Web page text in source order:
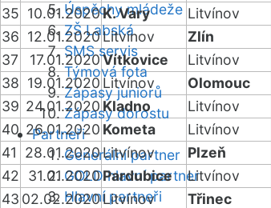
Úspěchy mládeže
ZŠ Labská
SMS servis
Týmová fota
Zápasy juniorů
Zápasy dorostu
Partneři
Generální partner
GOLD hlavní partner
Hlavní partneři
35 10.01.2020K. Vary Litvínov
36 12.01.2020Litvínov Zlín
37
17.01.2020Vítkovice Litvínov
38 19.01.2020 Litvínov Olomouc
39 24.01.2020 Kladno Litvínov
40 26.01.2020 Kometa Litvínov
41
28.01.2020Litvínov Plzeň
42
31.01.2020Pardubice Litvínov
43 02.02.2020Litvínov Třinec